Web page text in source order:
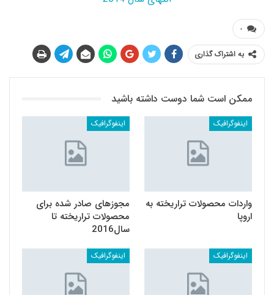
۰
به اشتراک گذاری
ممکن است شما دوست داشته باشید
اینفوگرافیک
واردات محصولات تراریخته به
اروپا
اینفوگرافیک
مجوزهای صادر شده برای
محصولات تراریخته تا
سال2016
اینفوگرافیک اینفوگرافیک